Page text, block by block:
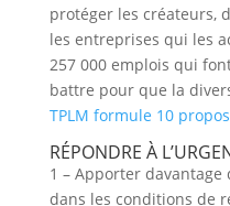
protéger les créateurs,
les entreprises qui les
257 000 emplois qui
battre pour que la
TPLM formule 10
RÉPONDRE À
1 – Apporter davantage
dans les conditions de